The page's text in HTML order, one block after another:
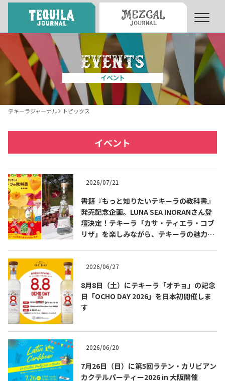
About About Tequila Journal
テキーラとは What’s Tequila
テキーラマーケット
テキーラの飲み方 How to Drink Tequila
メキシコ料理 Cuisines of Mexico
メキシコ旅行
メキシコの記念日
イベント
テキーラジャーナル トピックス
イベント
2026/07/21
書籍『もっと知りたいテキーラの教科書』
発売記念企画。LUNA SEA INORANさん登
壇決定！テキーラ「カサ・ティエラ・コブ
リザ」を楽しみながら、テキーラの魅力を
っと知りたいテキーラの教科書』発売記念
2026/06/27
8月8日（土）にテキーラ「オチョ」の記念
日「OCHO DAY 2026」を日本初開催しま
す
2026/06/20
7月26日（日）に第5回ラテン・カリビアン
カクテルパーティー2026 in 大阪開催